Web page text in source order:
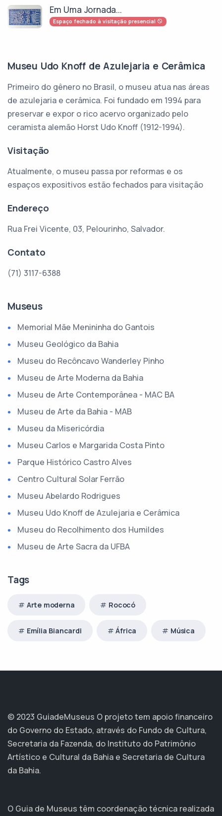
Em Uma Jornada...
Espaço fechado à visitação presencial
Museu Udo Knoff de Azulejaria e Cerâmica
Primeiro do gênero no Brasil, o museu atua nas áreas
de azulejaria e cerâmica. Foi fundado em 1994 para
preservar e expor o rico acervo organizado pelo
ceramista alemão Horst Udo Knoff (1912-1994).
Visitação
Atualmente, o museu passa por reformas e os
espaços expositivos estão fechados para visitação
Endereço
Rua Frei Vicente, 03, Pelourinho, Salvador.
Contato
(71) 3117-6388
Museus
Memorial Mãe Menininha do Gantois
Museu Geológico da Bahia
Museu do Recôncavo Wanderley Pinho
Museu de Arte Moderna da Bahia
Museu de Arte Contemporânea - MAC BA
Museu de Arte da Bahia - MAB
Museu da Misericórdia
Museu Carlos e Margarida Costa Pinto
Parque Histórico Castro Alves
Centro Cultural Solar Ferrão
Museu Abelardo Rodrigues
Museu Udo Knoff de Azulejaria e Cerâmica
Museu do Recolhimento dos Humildes
Museu de Arte Sacra da UFBA
Tags
Arte moderna Rococó
Emília Biancardi África Música
© 2023 GuiadeMuseus O projeto tem apoio financeiro
do Governo do Estado, através do Fundo de Cultura,
Secretaria da Fazenda, do Instituto do Patrimônio
Artístico e Cultural da Bahia e Secretaria de Cultura
da Bahia.
O Guia de Museus têm coordenação técnica realizada